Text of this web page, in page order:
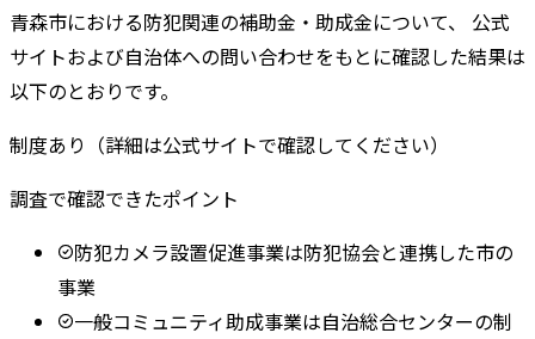
青森市における防犯関連の補助金・助成金について、 公式
サイトおよび自治体への問い合わせをもとに確認した結果は
以下のとおりです。
制度あり（詳細は公式サイトで確認してください）
調査で確認できたポイント
防犯カメラ設置促進事業は防犯協会と連携した市の
事業
一般コミュニティ助成事業は自治総合センターの制